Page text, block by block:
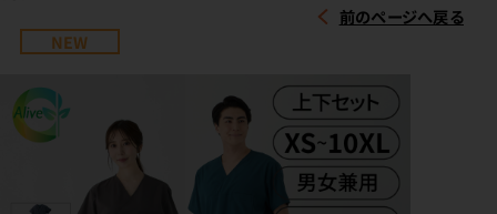
前のページへ戻る
NEW